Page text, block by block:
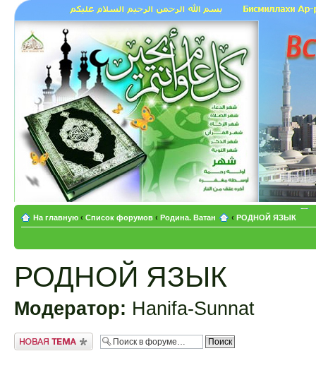
На главную ‹ Список форумов ‹ Родина. Ватан ‹ РОДНОЙ ЯЗЫК
РОДНОЙ ЯЗЫК
Модератор: Hanifa-Sunnat
Новая тема